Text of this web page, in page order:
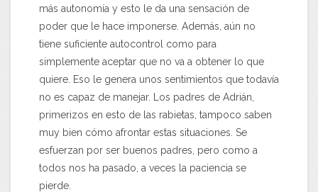
más autonomía y esto le da una sensación de
poder que le hace imponerse. Además, aún no
tiene suficiente autocontrol como para
simplemente aceptar que no va a obtener lo que
quiere. Eso le genera unos sentimientos que todavía
no es capaz de manejar. Los padres de Adrián,
primerizos en esto de las rabietas, tampoco saben
muy bien cómo afrontar estas situaciones. Se
esfuerzan por ser buenos padres, pero como a
todos nos ha pasado, a veces la paciencia se
pierde.